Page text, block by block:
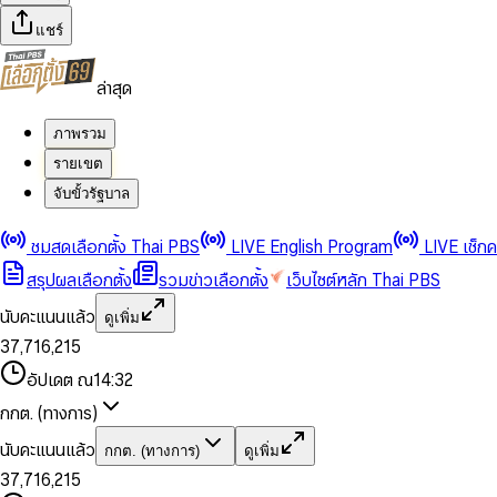
แชร์
ล่าสุด
ภาพรวม
รายเขต
จับขั้วรัฐบาล
ชมสดเลือกตั้ง Thai PBS LIVE English Program
LIVE เช็ก
สรุปผลเลือกตั้ง
รวมข่าวเลือกตั้ง
เว็บไซต์หลัก Thai PBS
นับคะแนนแล้ว
ดูเพิ่ม
0
1
2
3
4
5
6
8
9
2
3
4
5
6
7
8
9
,
0
2
4
6
7
8
9
0
1
2
3
4
5
6
7
8
1
3
5
6
7
8
9
,
1
2
4
5
7
8
9
0
1
3
4
6
7
8
0
2
3
4
5
7
8
อัปเดต ณ14:32
กกต. (ทางการ)
นับคะแนนแล้ว
กกต. (ทางการ) ดูเพิ่ม
0
1
2
3
0
1
2
4
5
6
7,
0
1
2
4
6
7
0
1
0
1
3
5
6,
1
2
0
1
0
2
3
4
5